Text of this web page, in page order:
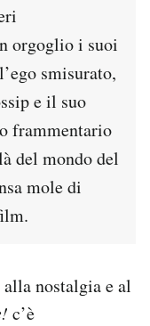
orgoglio i suoi
smisurato,
e il suo
frammentario
del mondo del
mole di
nostalgia e al
c’è